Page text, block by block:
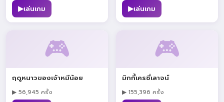
▶เล่นเกม ▶เล่นเกม
🎮
ฤดูหนาวของเจ้าหมีน้อย
▶ 56,945 ครั้ง
🎮
มิกกี้เครซี่เลาจน์
▶ 155,396 ครั้ง